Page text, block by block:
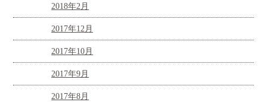
2018年2月
2017年12月
2017年10月
2017年9月
2017年8月